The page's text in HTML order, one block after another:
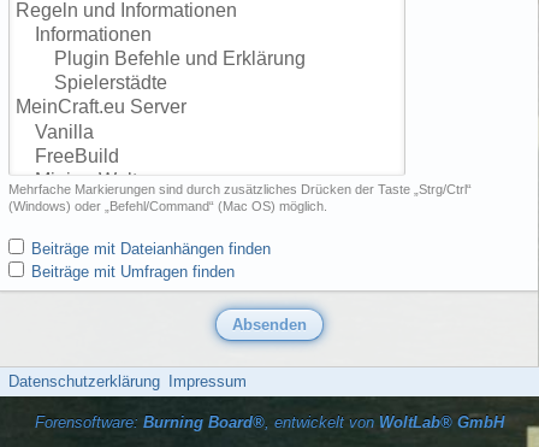
Mehrfache Markierungen sind durch zusätzliches Drücken der Taste „Strg/Ctrl“
(Windows) oder „Befehl/Command“ (Mac OS) möglich.
Beiträge mit Dateianhängen finden
Beiträge mit Umfragen finden
Datenschutzerklärung Impressum
Forensoftware: Burning Board®, entwickelt von WoltLab® GmbH